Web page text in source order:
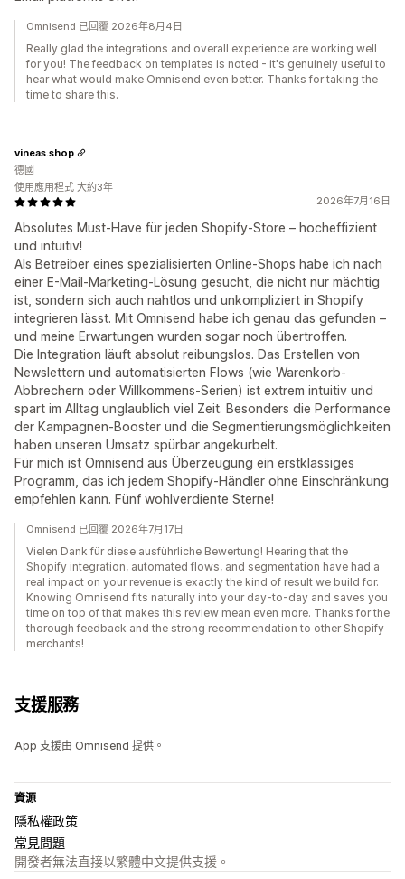
Omnisend 已回覆 2026年8月4日
Really glad the integrations and overall experience are working well
for you! The feedback on templates is noted - it's genuinely useful to
hear what would make Omnisend even better. Thanks for taking the
time to share this.
2026年7月16日
Absolutes Must-Have für jeden Shopify-Store – hocheffizient
und intuitiv!
Als Betreiber eines spezialisierten Online-Shops habe ich nach
einer E-Mail-Marketing-Lösung gesucht, die nicht nur mächtig
ist, sondern sich auch nahtlos und unkompliziert in Shopify
integrieren lässt. Mit Omnisend habe ich genau das gefunden –
und meine Erwartungen wurden sogar noch übertroffen.
Die Integration läuft absolut reibungslos. Das Erstellen von
Newslettern und automatisierten Flows (wie Warenkorb-
Abbrechern oder Willkommens-Serien) ist extrem intuitiv und
spart im Alltag unglaublich viel Zeit. Besonders die Performance
der Kampagnen-Booster und die Segmentierungsmöglichkeiten
haben unseren Umsatz spürbar angekurbelt.
Für mich ist Omnisend aus Überzeugung ein erstklassiges
Programm, das ich jedem Shopify-Händler ohne Einschränkung
empfehlen kann. Fünf wohlverdiente Sterne!
vineas.shop
德國
使用應用程式 大約3年
Omnisend 已回覆 2026年7月17日
Vielen Dank für diese ausführliche Bewertung! Hearing that the
Shopify integration, automated flows, and segmentation have had a
real impact on your revenue is exactly the kind of result we build for.
Knowing Omnisend fits naturally into your day-to-day and saves you
time on top of that makes this review mean even more. Thanks for the
thorough feedback and the strong recommendation to other Shopify
merchants!
支援服務
App 支援由 Omnisend 提供。
資源
隱私權政策
常見問題
開發者無法直接以繁體中文提供支援。